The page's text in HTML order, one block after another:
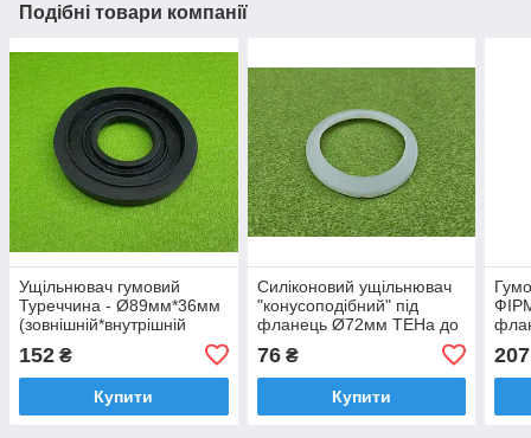
Подібні товари компанії
Ущільнювач гумовий
Туреччина - Ø89мм*36мм
(зовнішній*внутрішній
до бойлера ARISTON
152 ₴
Купити
Силіконовий ущільнювач
"конусоподібний" під
фланець Ø72мм ТЕНа до
THERMEX,ZANUSSI,ELECTROLUX
76₴
Купити
207